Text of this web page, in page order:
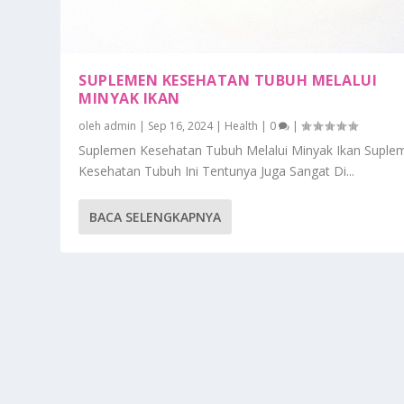
SUPLEMEN KESEHATAN TUBUH MELALUI
MINYAK IKAN
oleh admin | Sep 16, 2024| Health | 0 |
Suplemen Kesehatan Tubuh Melalui Minyak Ikan
Kesehatan Tubuh Ini Tentunya Juga Sangat Di...
BACA SELENGKAPNYA